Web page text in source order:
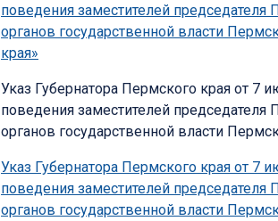
поведения заместителей председателя
органов государственной власти
края»
Указ Губернатора Пермского края от 7
поведения заместителей председателя
органов государственной власти
Указ Губернатора Пермского края от 7
поведения заместителей председателя
органов государственной власти